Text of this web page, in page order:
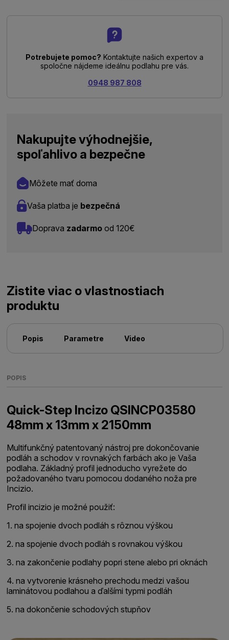
Potrebujete pomoc? Kontaktujte našich expertov a
spoločne nájdeme ideálnu podlahu pre vás.
0948 987 808
Nakupujte výhodnejšie,
spoľahlivo a bezpečne
Môžete mať doma
Vaša platba je bezpečná
Doprava zadarmo od 120€
Zistite viac o vlastnostiach
produktu
Popis Parametre Video
POPIS
Quick-Step Incizo QSINCP03580
48mm x 13mm x 2150mm
Multifunkčný patentovaný nástroj pre dokončovanie
podláh a schodov v rovnakých farbách ako je Vaša
podlaha. Základný profil jednoducho vyrežete do
požadovaného tvaru pomocou dodaného noža pre
Incizio.
Profil incizio je možné použiť:
1. na spojenie dvoch podláh s rôznou výškou
2. na spojenie dvoch podláh s rovnakou výškou
3. na zakončenie podlahy popri stene alebo pri oknách
4. na vytvorenie krásneho prechodu medzi vašou
laminátovou podlahou a ďalšími typmi podláh
5. na dokončenie schodových stupňov